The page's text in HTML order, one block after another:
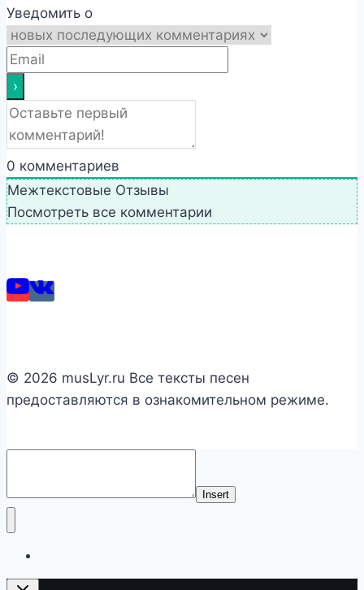
Уведомить о
0 комментариев
Межтекстовые Отзывы
Посмотреть все комментарии
© 2026 musLyr.ru Все тексты песен
предоставляются в ознакомительном режиме.
Insert